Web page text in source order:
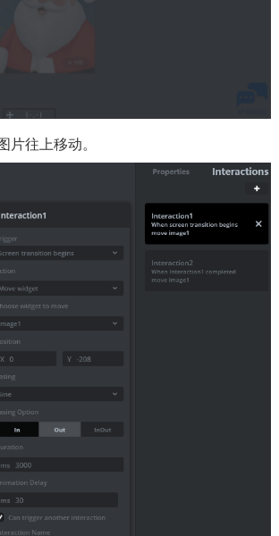
往上移动。